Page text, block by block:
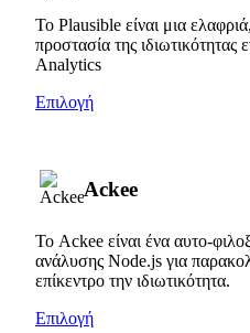
Το Plausible είναι μια
προστασία της
Analytics
Επιλογή
Ackee
Το Ackee είναι ένα αυτο-
ανάλυσης Node.js για
επίκεντρο την ιδιωτικότητα.
Επιλογή